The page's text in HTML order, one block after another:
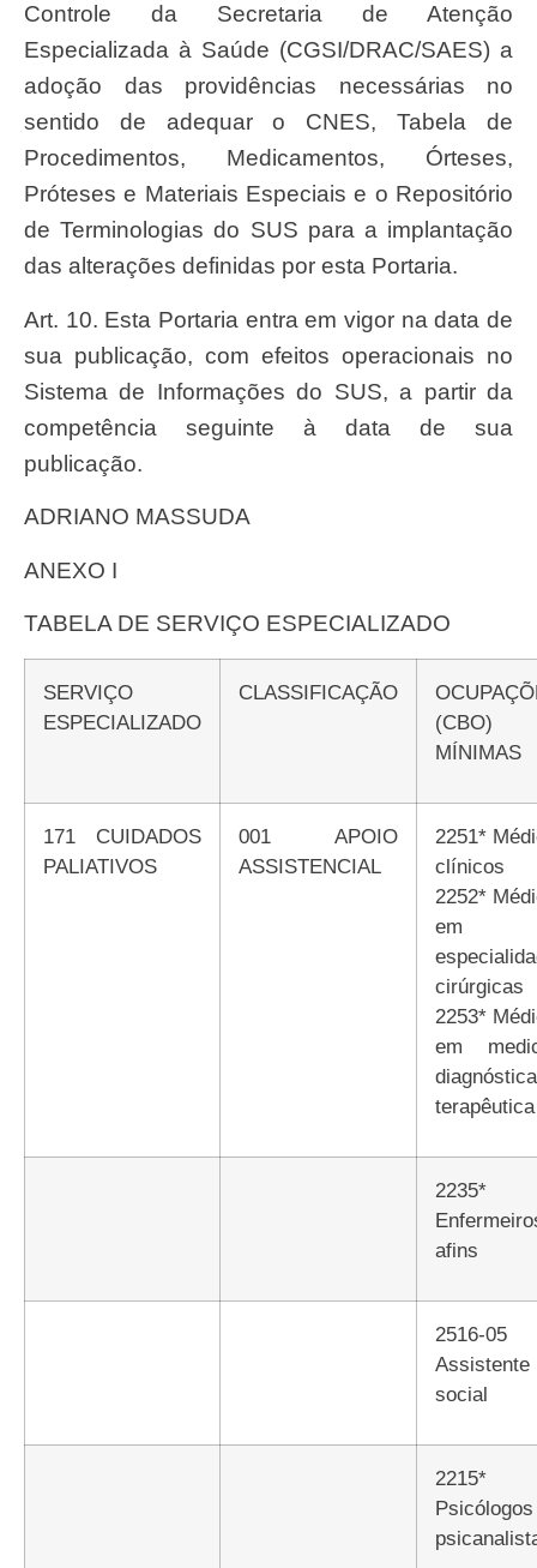
Controle da Secretaria de Atenção
Especializada à Saúde (CGSI/DRAC/SAES) a
adoção das providências necessárias no
sentido de adequar o CNES, Tabela de
Procedimentos, Medicamentos, Órteses,
Próteses e Materiais Especiais e o Repositório
de Terminologias do SUS para a implantação
das alterações definidas por esta Portaria.
Art. 10. Esta Portaria entra em vigor na data de
sua publicação, com efeitos operacionais no
Sistema de Informações do SUS, a partir da
competência seguinte à data de sua
publicação.
ADRIANO MASSUDA
ANEXO I
TABELA DE SERVIÇO ESPECIALIZADO
SERVIÇO
ESPECIALIZADO
CLASSIFICAÇÃO
OCUPAÇÕES
(CBO)
MÍNIMAS
171 CUIDADOS
PALIATIVOS
001 APOIO
ASSISTENCIAL
2251* Médicos
clínicos
2252*
em
2253*
em
terapêutica
2235*
afins
2516-05
Assistente
social
2215*